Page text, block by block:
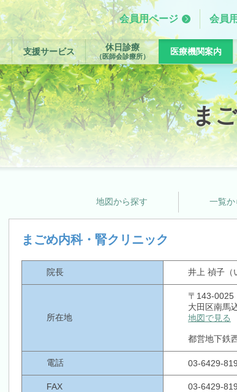
会員用ページ 会員
支援サービス 休日診療
（医師会診療所） 医療機関案内
ま
地図から探す 一覧か
まごめ内科・腎クリニック
院長 井上 禎子（
所在地
〒143-0025
大田区南馬
地図で見る
都営地下鉄
電話 03-6429-
FAX 03-6429-